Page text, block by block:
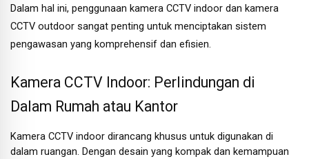
Dalam hal ini, penggunaan kamera CCTV indoor dan kamera
CCTV outdoor sangat penting untuk menciptakan sistem
pengawasan yang komprehensif dan efisien.
Kamera CCTV Indoor: Perlindungan di
Dalam Rumah atau Kantor
Kamera CCTV indoor dirancang khusus untuk digunakan di
dalam ruangan. Dengan desain yang kompak dan kemampuan